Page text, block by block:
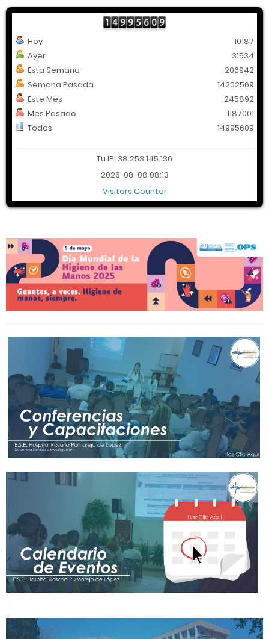
Hoy
Ayer
Esta Semana
Semana Pasada
Este Mes
Mes Pasado
Todos
10187
31534
206942
14202569
245892
1187001
14995609
Tu IP: 38.253.145.136
2026-08-08 08:13
Visitors Counter